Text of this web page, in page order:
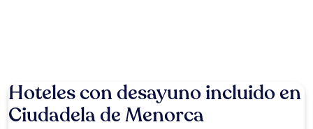
Hoteles con desayuno incluido en
Ciudadela de Menorca